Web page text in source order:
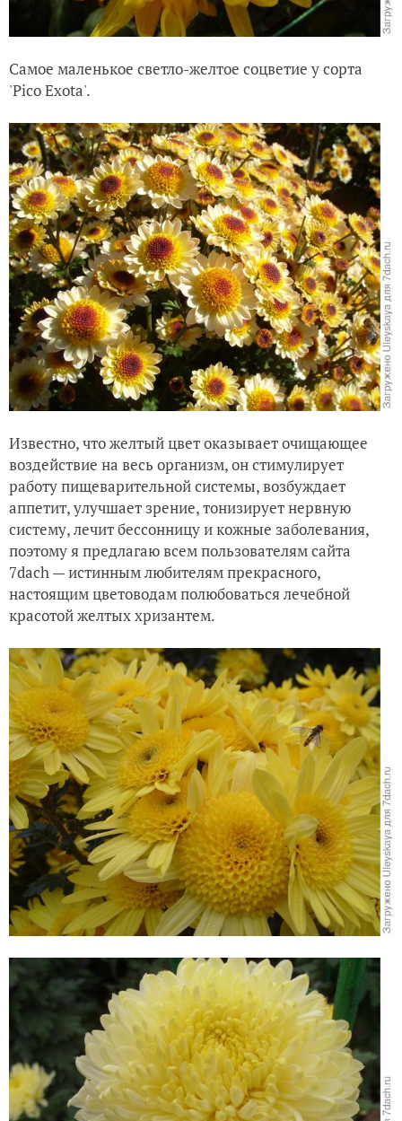
Самое маленькое светло-желтое соцветие у сорта
'Pico Exota'.
Известно, что желтый цвет оказывает очищающее
воздействие на весь организм, он стимулирует
работу пищеварительной системы, возбуждает
аппетит, улучшает зрение, тонизирует нервную
систему, лечит бессонницу и кожные заболевания,
поэтому я предлагаю всем пользователям сайта
7dach — истинным любителям прекрасного,
настоящим цветоводам полюбоваться лечебной
красотой желтых хризантем.